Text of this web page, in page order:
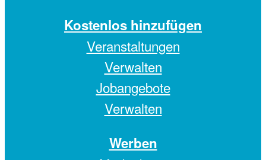
Kostenlos hinzufügen
Veranstaltungen
Verwalten
Jobangebote
Verwalten
Werben